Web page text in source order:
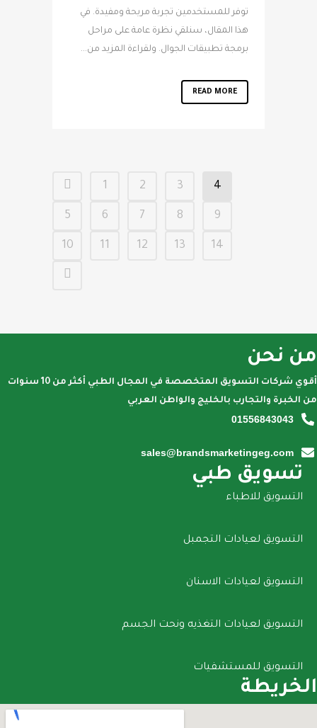
توفر للمستخدمين تجربة مريحة ومفيدة. في
هذا المقال، سنلقي نظرة عامة على مراحل
برمجة تطبيقات الجوال. ولقراءة المزيد من...
READ MORE
1 2 3 4
5 6 7 8 9
10 11 12 13 14
من نحن
أقوي شركات التسويق المتخصصة في المجال الطبي أكثر من 10 سنوات
من الخبرة والتجارب بالخليج والواطن العربي
01556843043
sales@brandsmarketingeg.com
تسويق طبي
التسويق للاطباء
التسويق لعيادات التجمبل
التسويق لعيادات الاسنان
التسويق لعيادات التغذيه ونحت الجسم
التسويق للمستشفيات
الخريطة